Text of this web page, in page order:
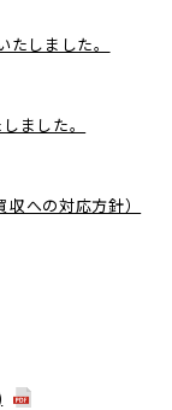
しました。
ました。
への対応方針）